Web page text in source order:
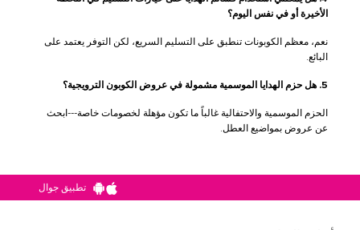
الأخيرة أو في نفس اليوم؟
نعم، معظم الكوبونات تنطبق على التسليم السريع، لكن التوفر يعتمد على
البائع.
5. هل حزم الهدايا الموسمية مشمولة في عروض الكوبون الترويجية؟
الحزم الموسمية والاحتفالية غالباً ما تكون مؤهلة لخصومات خاصة---ابحث
عن عروض بمواضيع العطل.
تطبيق جوال